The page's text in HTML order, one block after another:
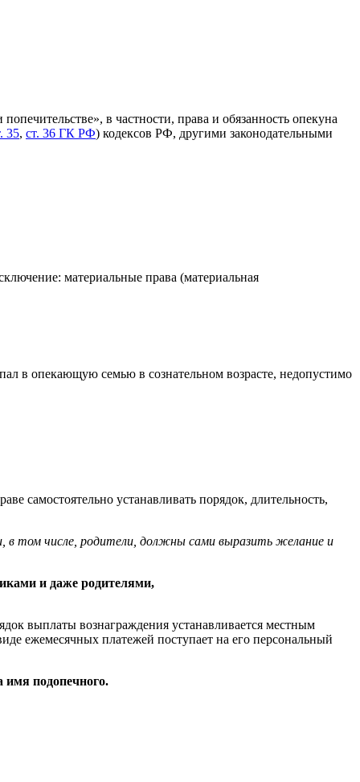
в частности, права и обязанность опекуна
35, ст. 36 ГК РФ) кодексов РФ, другими законодательными
материальные права (материальная
в опекающую семью в сознательном возрасте, недопустимо
самостоятельно устанавливать порядок, длительность,
в том числе, родители, должны сами выразить желание и
и даже родителями,
выплаты вознаграждения устанавливается местным
ежемесячных платежей поступает на его персональный
имя подопечного.